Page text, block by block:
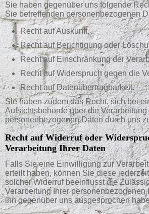
Sie haben gegenüber uns folgende
Sie betreffenden personenbezogenen
Recht auf Auskunft,
Recht auf Berichtigung oder
Recht auf Einschränkung der
Recht auf Widerspruch gegen die
Recht auf Datenübertragbarkeit.
Sie haben zudem das Recht, sich bei
Aufsichtsbehörde über die Verarbeitung
personenbezogenen Daten durch uns
Recht auf Widerruf oder
Verarbeitung Ihrer Daten
Falls Sie eine Einwilligung zur
erteilt haben, können Sie diese
solcher Widerruf beeinflusst die
Verarbeitung Ihrer personenbezogenen
ihn gegenüber uns ausgesprochen